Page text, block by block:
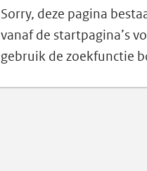
Sorry, deze pagina
vanaf de startpagina’s
gebruik de zoekfunctie